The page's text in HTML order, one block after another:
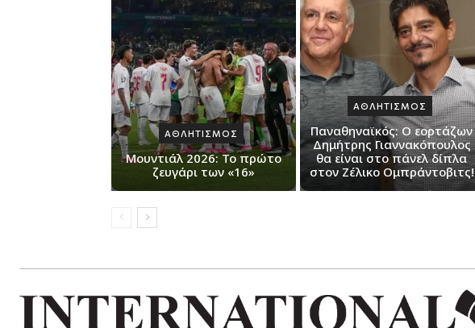
ΑΘΛΗΤΙΣΜΟΣ
Μουντιάλ 2026: Το πρώτο
ζευγάρι των «16»
ΑΘΛΗΤΙΣΜΟΣ
Παναθηναϊκός: Ο εορτάζων
Δημήτρης Γιαννακόπουλος
θα είναι στο πάνελ δίπλα
στον Ζέλικο Ομπράντοβιτς!